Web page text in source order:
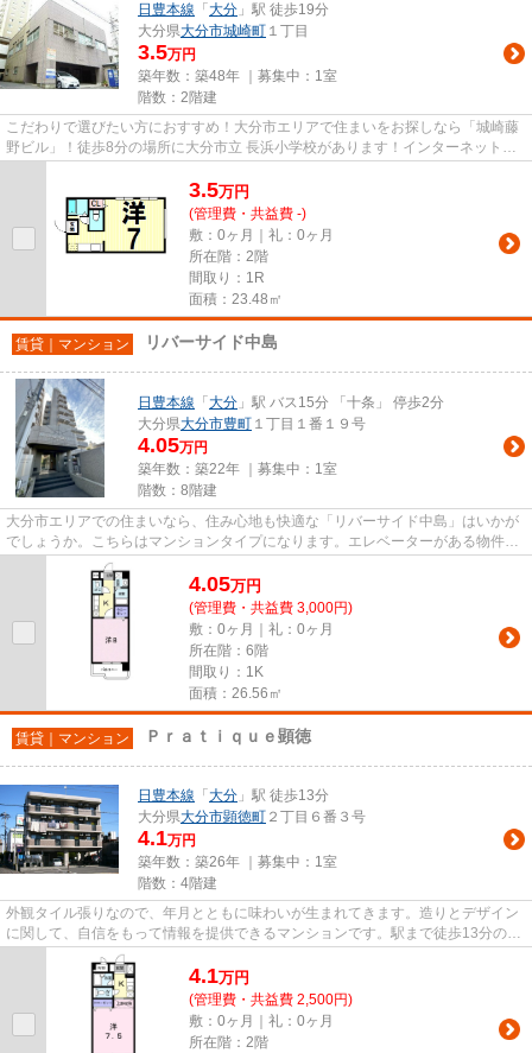
日豊本線 「 大分 」駅 徒歩19分
大分県大分市城崎町 １丁目
3.5万円
築年数：築48年 ｜募集中： 1室
階数：2階建
こだわりで選びたい方におすすめ！大分市エリアで住まいをお探しなら「城崎藤
野ビル」！徒歩8分の場所に大分市立 長浜小学校があります！インターネット付
3.5万円
(管理費・共益費 -)
敷：0ヶ月｜礼：0ヶ月
所在階：2階
間取り：1R
面積：23.48㎡
賃貸｜マンション リバーサイド中島
日豊本線 「 大分 」駅 バス15分 「十条」 停歩2分
大分県大分市豊町 １丁目１番１９号
4.05万円
築年数：築22年 ｜募集中： 1室
階数：8階建
大分市エリアでの住まいなら、住み心地も快適な「リバーサイド中島」はいかが
でしょうか。こちらはマンションタイプになります。エレベーターがある物件で
す。大分市や大分付近で気に...
4.05万円
(管理費・共益費 3,000円)
敷：0ヶ月｜礼：0ヶ月
所在階：6階
間取り：1K
面積：26.56㎡
賃貸｜マンション Ｐｒａｔｉｑｕｅ顕徳
日豊本線 「 大分 」駅 徒歩13分
大分県大分市顕徳町 ２丁目６番３号
4.1万円
築年数：築26年 ｜募集中： 1室
階数：4階建
外観タイル張りなので、年月とともに味わいが生まれてきます。造りとデザイン
に関して、自信をもって情報を提供できるマンションです。駅まで徒歩13分の物
件です。利便性の良い大分周...
4.1万円
(管理費・共益費 2,500円)
敷：0ヶ月｜礼：0ヶ月
所在階：2階